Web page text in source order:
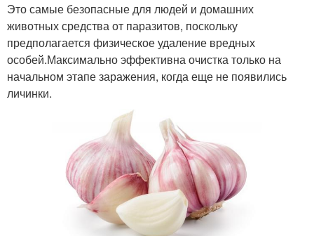
Это самые безопасные для людей и домашних
животных средства от паразитов, поскольку
предполагается физическое удаление вредных
особей.Максимально эффективна очистка только на
начальном этапе заражения, когда еще не появились
личинки.